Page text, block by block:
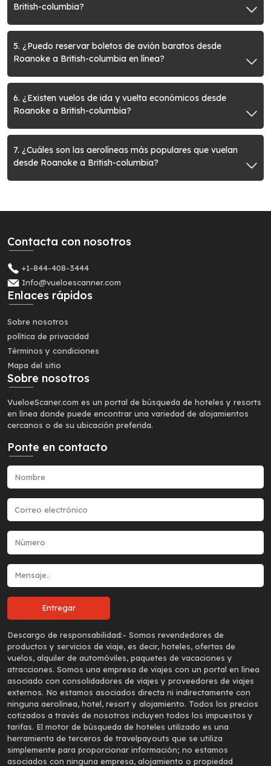
British-columbia?
5. ¿Puedo reservar boletos de avión baratos desde
Roanoke a British-columbia en línea?
6. ¿Existen vuelos de ida y vuelta económicos desde
Roanoke a British-columbia?
7. ¿Cuáles son las aerolíneas más populares que vuelan
desde Roanoke a British-columbia?
Contacta con nosotros
+1-844-408-3444
Info@vueloescanner.com
Enlaces rápidos
Sobre nosotros
política de privacidad
Términos y condiciones
Mapa del sitio
Sobre nosotros
VueloeScaner.com es un portal de búsqueda de hoteles y resorts
en línea donde puede encontrar una variedad de alojamientos
cercanos o de su ubicación preferida.
Ponte en contacto
Descargo de responsabilidad:- Somos revendedores de
productos y servicios de viaje, es decir, hoteles, ofertas de
vuelos, alquiler de automóviles, paquetes de vacaciones y
atracciones. Somos una empresa de viajes con un portal en línea
asociado con consolidadores de viajes y proveedores de viajes
externos. No estamos asociados directa ni indirectamente con
ninguna aerolínea, hotel, resort y alojamiento. Todos los precios
cotizados a través de nosotros incluyen todos los impuestos y
tarifas. El motor de búsqueda de hoteles utilizado es una
herramienta de terceros de travelpayouts que se utiliza
simplemente para proporcionar información; no estamos
asociados con ninguna empresa, alojamiento o propiedad